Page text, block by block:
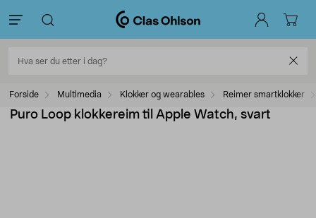
Forside Multimedia Klokker og wearables Reimer smartklokker
Puro Loop klokkereim til Apple Watch, svart